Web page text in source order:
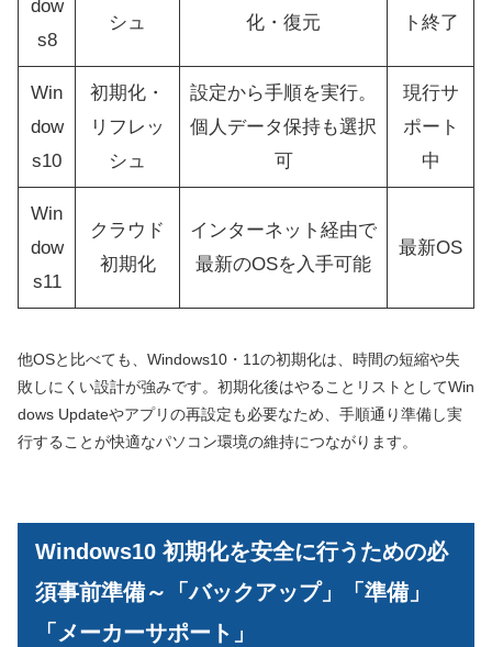
dow
s8
シュ 化・復元 ト終了
Win
dow
s10
初期化・
リフレッ
シュ
設定から手順を実行。
個人データ保持も選択
可
現行サ
ポート
中
Win
dow
s11
クラウド
初期化
インターネット経由で
最新のOSを入手可能
最新OS
他OSと比べても、Windows10・11の初期化は、時間の短縮や失
敗しにくい設計が強みです。初期化後はやることリストとしてWin
dows Updateやアプリの再設定も必要なため、手順通り準備し実
行することが快適なパソコン環境の維持につながります。
Windows10 初期化を安全に行うための必
須事前準備～「バックアップ」「準備」
「メーカーサポート」